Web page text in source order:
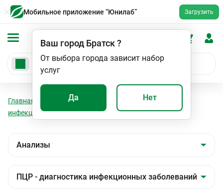
Мобильное приложение “Юнилаб” Загрузить
Ваш город Братск?
От выбора города зависит набор
услуг
Да Нет
Главная Анализы
ПЦР - диагностика
инфекционных заболеваний
Вирусные инфекции